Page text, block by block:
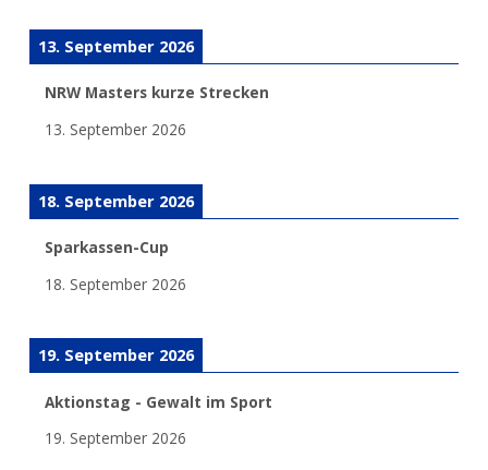
13. September 2026
NRW Masters kurze Strecken
13. September 2026
18. September 2026
Sparkassen-Cup
18. September 2026
19. September 2026
Aktionstag - Gewalt im Sport
19. September 2026